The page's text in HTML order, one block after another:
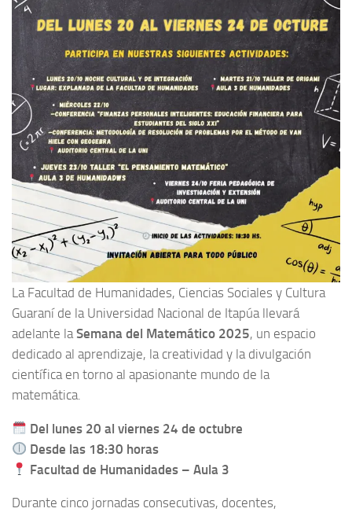
La Facultad de Humanidades, Ciencias Sociales y Cultura
Guaraní de la Universidad Nacional de Itapúa llevará
adelante laSemana del Matemático 2025, un espacio
dedicado al aprendizaje, la creatividad y la divulgación
científica en torno al apasionante mundo de la
matemática.
Del lunes 20 al viernes 24 de octubre
Desde las 18:30 horas
Facultad de Humanidades – Aula 3
Durante cinco jornadas consecutivas, docentes,